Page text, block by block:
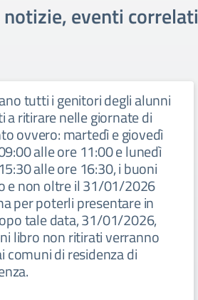
eventi correlati
tutti i genitori degli alunni
a ritirare nelle giornate di
ovvero: martedì e giovedì
alle ore 11:00 e lunedì
alle ore 16:30, i buoni
e non oltre il 31/01/2026
per poterli presentare in
tale data, 31/01/2026,
libro non ritirati verranno
comuni di residenza di